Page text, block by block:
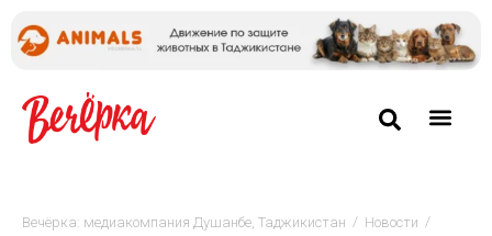
Вечёрка: медиакомпания Душанбе, Таджикистан / Новости /